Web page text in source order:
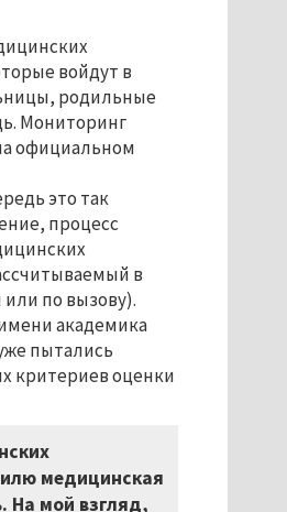
войдут в
родильные
Мониторинг
официальном
это так
процесс
в
по вызову).
академика
пытались
критериев оценки
медицинская
На мой взгляд,